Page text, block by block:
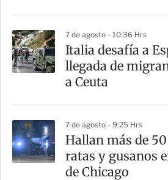
7 de agosto - 10:36 Hrs
Italia desafía a
llegada de
a Ceuta
7 de agosto - 9:25 Hrs
Hallan más de
ratas y gusanos
de Chicago